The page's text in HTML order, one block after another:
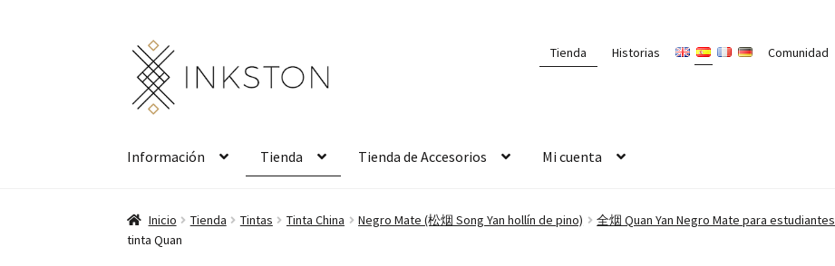
Ir
la
navegación
Ir
contenido
Tienda Historias Comunidad
Información Tienda Tienda de Accesorios Mi cuenta
Inicio Tienda Tintas Tinta China Negro Mate (松烟 Song Yan hollín de pino) 全烟 Quan Yan Negro Mate para estudiantes
tinta Quan